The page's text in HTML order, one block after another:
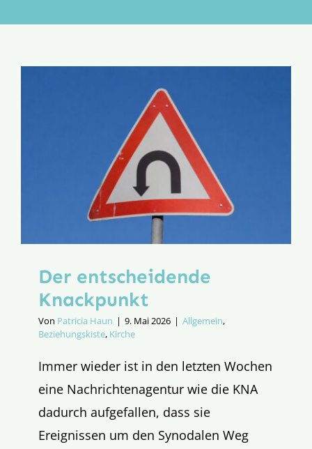
Aktion
Der entscheidende
Knackpunkt
Von Patricia Haun | 9. Mai 2026 | Allgemein,
Beziehungskiste, Kirche
Immer wieder ist in den letzten Wochen
eine Nachrichtenagentur wie die KNA
dadurch aufgefallen, dass sie
Ereignissen um den Synodalen Weg